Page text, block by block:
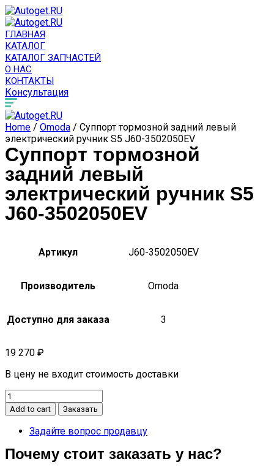
ГЛАВНАЯ
КАТАЛОГ
КАТАЛОГ ЗАПЧАСТЕЙ
О НАС
КОНТАКТЫ
Консультация
Home / Omoda / Суппорт тормозной задний левый
электрический ручник S5 J60-3502050EV
Суппорт тормозной
задний левый
электрический ручник S5
J60-3502050EV
Артикул J60-3502050EV
Производитель Omoda
Доступно для заказа 3
19 270 ₽
В цену не входит стоимость доставки
Суппорт
тормозной
задний
левый
ручник
Add to cart Заказать
Задайте вопрос продавцу
Почему стоит заказать у нас?